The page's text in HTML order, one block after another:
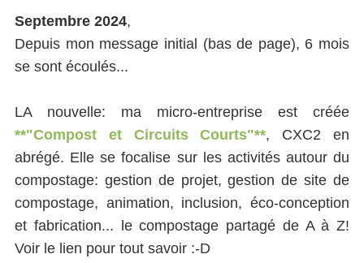
Septembre 2024,
Depuis mon message initial (bas de page), 6 mois
se sont écoulés...
LA nouvelle: ma micro-entreprise est créée
**"Compost et Circuits Courts"**, CXC2 en
abrégé. Elle se focalise sur les activités autour du
compostage: gestion de projet, gestion de site de
compostage, animation, inclusion, éco-conception
et fabrication... le compostage partagé de A à Z!
Voir le lien pour tout savoir :-D